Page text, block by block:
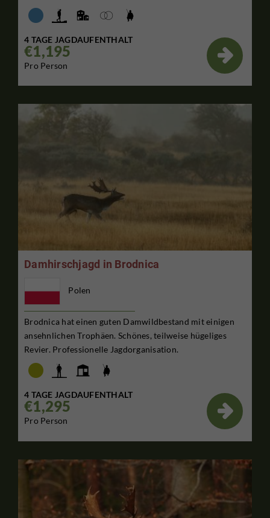
4 TAGE JAGDAUFENTHALT
€1,195
Pro Person

Damhirschjagd in Brodnica
Polen
Brodnica hat einen guten Damwildbestand mit einigen
ansehnlichen Trophäen. Schönes, teilweise hügeliges
Revier. Professionelle Jagdorganisation.
4 TAGE JAGDAUFENTHALT
€1,295
Pro Person
